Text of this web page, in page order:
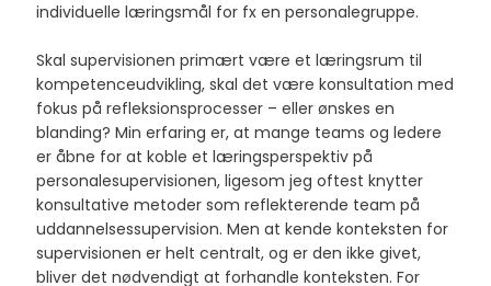
individuelle læringsmål for fx en personalegruppe.
Skal supervisionen primært være et læringsrum til
kompetenceudvikling, skal det være konsultation med
fokus på refleksionsprocesser – eller ønskes en
blanding? Min erfaring er, at mange teams og ledere
er åbne for at koble et læringsperspektiv på
personalesupervisionen, ligesom jeg oftest knytter
konsultative metoder som reflekterende team på
uddannelsessupervision. Men at kende konteksten for
supervisionen er helt centralt, og er den ikke givet,
bliver det nødvendigt at forhandle konteksten. For